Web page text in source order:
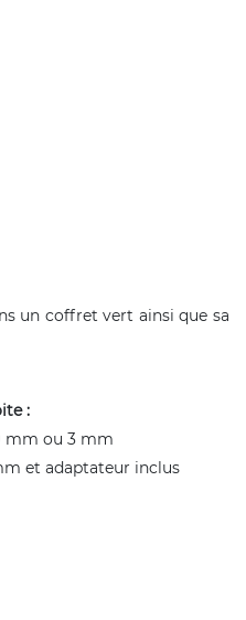
un coffret vert ainsi que sa
:
mm ou 3 mm
et adaptateur inclus